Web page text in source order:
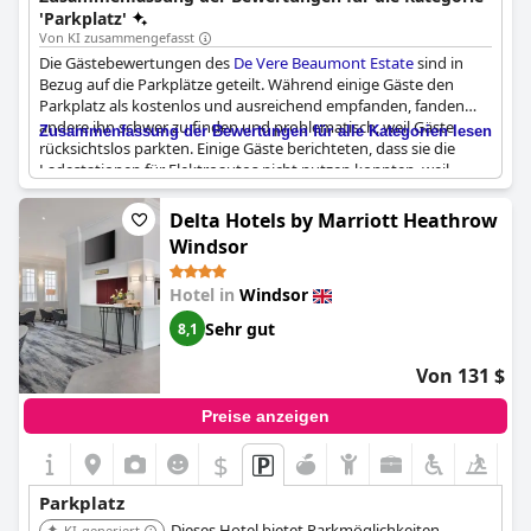
Zugang zu den Hoteleinrichtungen.
'Parkplatz'
Von KI zusammengefasst
Die Gästebewertungen des De Vere Beaumont Estatesind in
Bezug auf die Parkplätze geteilt. Während einige Gäste den
Parkplatz als kostenlos und ausreichend empfanden, fanden
andere ihn schwer zu finden und problematisch, weil Gäste
rücksichtslos parkten. Einige Gäste berichteten, dass sie die
Ladestationen für Elektroautos nicht nutzen konnten, weil
andere Autos die Plätze belegten. Viele Gäste fanden die Lage
jedoch günstig und die Parkmöglichkeiten zufriedenstellend.
Insgesamt ist die Parkplatzsituation etwas, das man bei der
Buchung eines Aufenthalts im
berücksichtigen sollte.
Zusammenfassung der Bewertungen für alle Kategorien lesen
Delta Hotels by Marriott Heathrow
Windsor
Hotel in Windsor
8,1 Sehr gut
Von 131 $
Preise anzeigen
$
Parkplatz